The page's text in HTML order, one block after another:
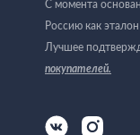
С момента
Россию как
Лучшее
покупателей.